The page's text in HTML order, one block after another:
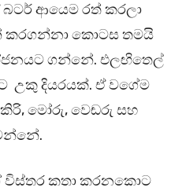
බටර් ආයෙම රත් කරලා
කරගන්නා කොටස තමයි
ගන්නේ. එලඟිතෙල්
උකු දියරයක්. ඒ වගේම
කිරි, මෝරු, වෙඬරු සහ
විස්තර කතා කරනකොට